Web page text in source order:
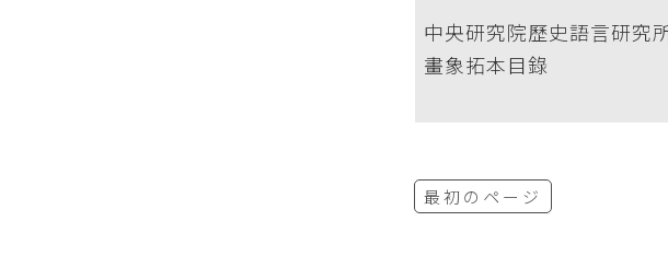
中央研究院歷史語言研究
畫象拓本目錄
最初のページ